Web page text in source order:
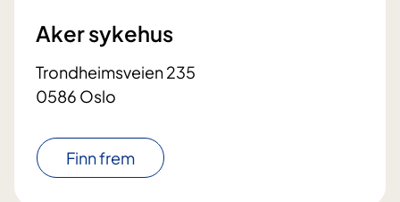
Aker sykehus
Trondheimsveien 235
0586 Oslo
Finn frem